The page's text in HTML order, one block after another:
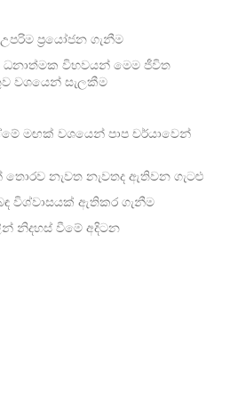
ප්‍රයෝජන ගැනීම
විභවයන් මෙම ජීවිත
වශයෙන් සැලකීම
මඟක් වශයෙන් පාප චර්යාවෙන්
නැවත නැවතද ඇතිවන ගැටළු
විශ්වාසයක් ඇතිකර ගැනීම
නිදහස් වීමේ අදිටන